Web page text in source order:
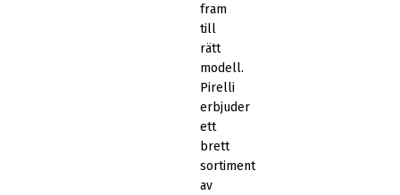
fram
till
rätt
modell.
Pirelli
erbjuder
ett
brett
sortiment
av